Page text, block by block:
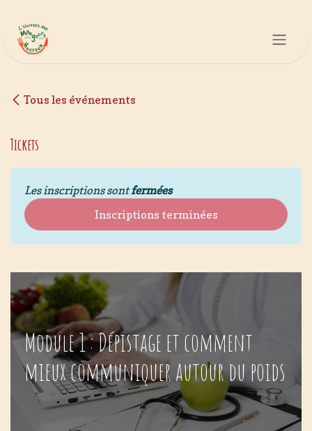
Tous les événements
Tickets
Les inscriptions sontfermées
Inscriptions terminées
Module 1 : Dépistage et comment
mieux communiquer autour du poids